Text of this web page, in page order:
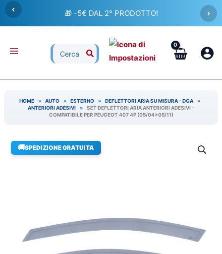
Vai
contenuto
‹ 🎁 -5€ DAL 2° PRODOTTO! ›
Ricerca
per:
HOME » AUTO » ESTERNO » DEFLETTORI ARIA SU MISURA - DGA
»
ANTERIORI ADESIVI
»
SET DEFLETTORI ARIA ANTERIORI ADESIVI –
COMPATIBILE PER PEUGEOT 407 4P (05/04>05/11)
🚚SPEDIZIONE GRATUITA